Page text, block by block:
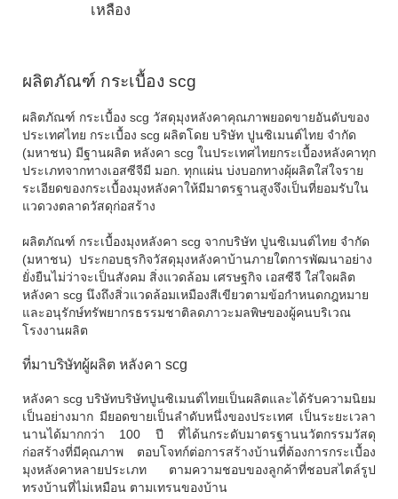
เหลือง
ผลิตภัณฑ์ กระเบื้อง scg
ผลิตภัณฑ์ กระเบื้อง scg วัสดุมุงหลังคาคุณภาพยอดขายอันดับของ
ประเทศไทย กระเบื้อง scg ผลิตโดย บริษัท ปูนซิเมนต์ไทย จำกัด
(มหาชน) มีฐานผลิต หลังคา scg ในประเทศไทยกระเบื้องหลังคาทุก
ประเภทจากทางเอสซีจีมี มอก. ทุกแผ่น บ่งบอกทางผุ้ผลิตใส่ใจราย
ระเอียดของกระเบื้องมุงหลังคาให้มีมาตรฐานสูงจึงเป็นที่ยอมรับใน
แวดวงตลาดวัสดุก่อสร้าง
ผลิตภัณฑ์ กระเบื้องมุงหลังคา scg จากบริษัท ปูนซิเมนต์ไทย จำกัด
(มหาชน) ประกอบธุรกิจวัสดุมุงหลังคาบ้านภายใตการพัฒนาอย่าง
ยั่งยืนไม่ว่าจะเป็นสังคม สิ่งแวดล้อม เศรษฐกิจ เอสซีจี ใส่ใจผลิต
หลังคา scg นึงถึงสิ่วแวดล้อมเหมืองสีเขียวตามข้อกำหนดกฎหมาย
และอนุรักษ์ทรัพยากรธรรมชาติลดภาวะมลพิษของผู้คนบริเวณ
โรงงานผลิต
ที่มาบริษัทผู้ผลิต หลังคา scg
หลังคา scg บริษัทบริษัทปูนซิเมนต์ไทยเป็นผลิตและได้รับความนิยม
เป็นอย่างมาก มียอดขายเป็นลำดับหนึ่งของประเทศ เป็นระยะเวลา
นานได้มากกว่า 100 ปี ที่ได้นกระดับมาตรฐานนวัตกรรมวัสดุ
ก่อสร้างที่มีคุณภาพ ตอบโจทก์ต่อการสร้างบ้านที่ต้องการกระเบื้อง
มุงหลังคาหลายประเภท ตามความชอบของลูกค้าที่ชอบสไตล์รูป
ทรงบ้านที่ไม่เหมือน ตามเทรนของบ้าน